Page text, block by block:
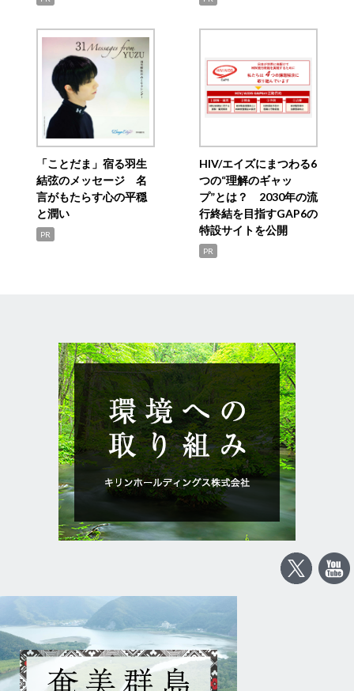
「ことだま」宿る羽生
結弦のメッセージ 名
言がもたらす心の平穏
と潤い
PR
HIV/エイズにまつわる6
つの“理解のギャッ
プ”とは？ 2030年の流
行終結を目指すGAP6の
特設サイトを公開
PR